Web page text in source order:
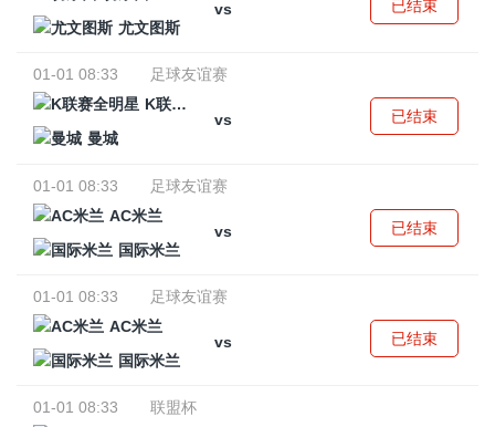
vs
尤文图斯
已结束
01-01 08:33
足球友谊赛
K联赛全明星
vs
曼城
已结束
01-01 08:33
足球友谊赛
AC米兰
vs
国际米兰
已结束
01-01 08:33
足球友谊赛
AC米兰
vs
国际米兰
已结束
01-01 08:33
联盟杯